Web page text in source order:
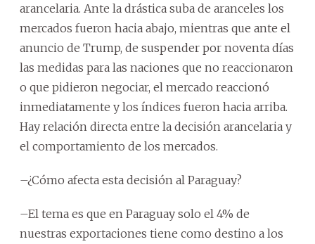
arancelaria. Ante la drástica suba de aranceles los
mercados fueron hacia abajo, mientras que ante el
anuncio de Trump, de suspender por noventa días
las medidas para las naciones que no reaccionaron
o que pidieron negociar, el mercado reaccionó
inmediatamente y los índices fueron hacia arriba.
Hay relación directa entre la decisión arancelaria y
el comportamiento de los mercados.
–¿Cómo afecta esta decisión al Paraguay?
–El tema es que en Paraguay solo el 4% de
nuestras exportaciones tiene como destino a los